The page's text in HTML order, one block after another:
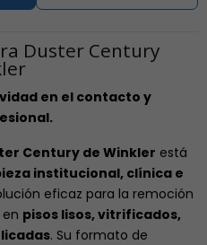
Duster Century
en el contacto y
Century de Winkler está
institucional, clínica e
eficaz para la remoción
pisos lisos, vitrificados,
. Su formato de